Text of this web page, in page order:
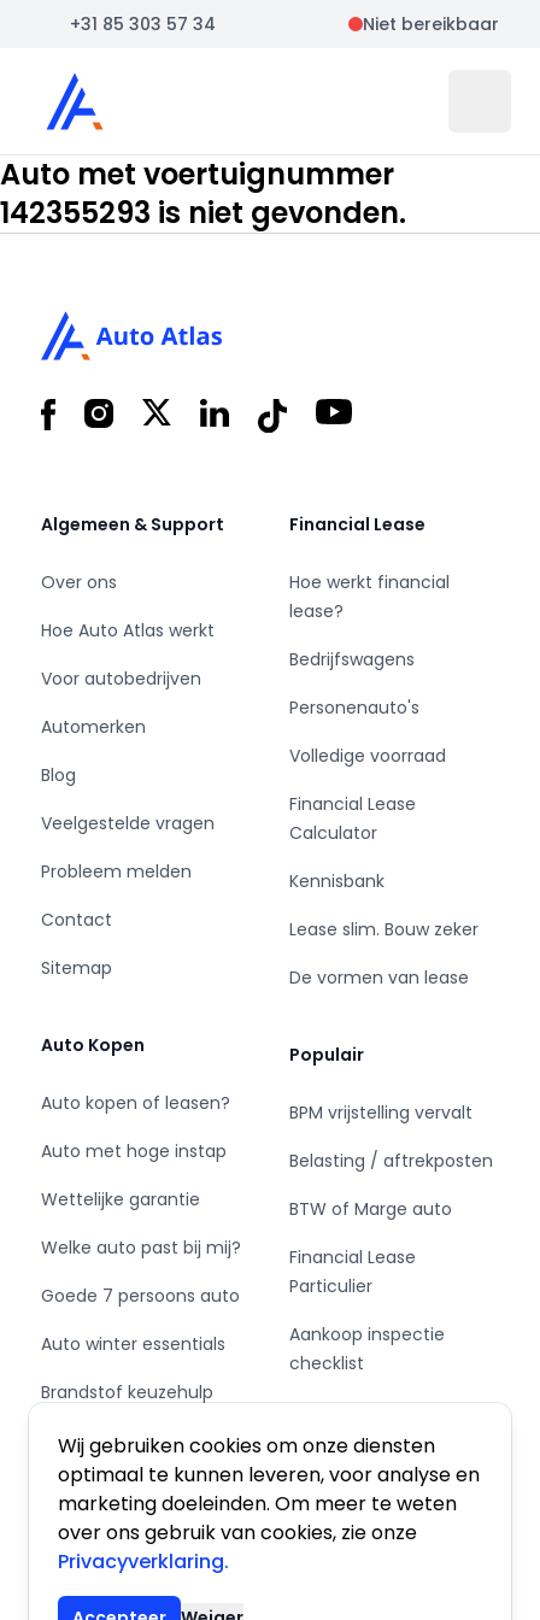
Wij gebruiken cookies om onze diensten
optimaal te kunnen leveren, voor analyse en
marketing doeleinden. Om meer te weten
over ons gebruik van cookies, zie onze
Privacyverklaring.
+31 85 303 57 34 Niet bereikbaar
Auto Atlas
Auto met voertuignummer
142355293 is niet gevonden.
FacebookInstagram
X LinkedInTiktok YouTube
Algemeen & Support
Over ons
Hoe Auto Atlas werkt
Voor autobedrijven
Automerken
Blog
Veelgestelde vragen
Probleem melden
Contact
Sitemap
Auto Kopen
Auto kopen of leasen?
Auto met hoge instap
Wettelijke garantie
Welke auto past bij mij?
Goede 7 persoons auto
Auto winter essentials
Brandstof keuzehulp
Schakel of automaat?
Financial Lease
Hoe werkt financial
lease?
Bedrijfswagens
Personenauto's
Volledige voorraad
Financial Lease
Calculator
Kennisbank
Lease slim. Bouw zeker
De vormen van lease
Populair
BPM vrijstelling vervalt
Belasting / aftrekposten
BTW of Marge auto
Financial Lease
Particulier
Aankoop inspectie
checklist
Private Leasen,
Financieren of Kopen?